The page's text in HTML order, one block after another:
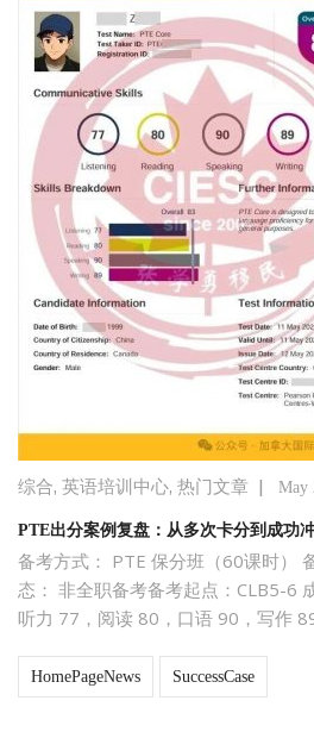
综合, 英语培训中心, 热门文章 | May
PTE出分案例复盘：从多次卡分到成功
备考方式： PTE 保分班（60课时）
态： 非全职备考备考起点：CLB5-6
听力 77，阅读 80，口语 90，写作
HomePageNews SuccessCase